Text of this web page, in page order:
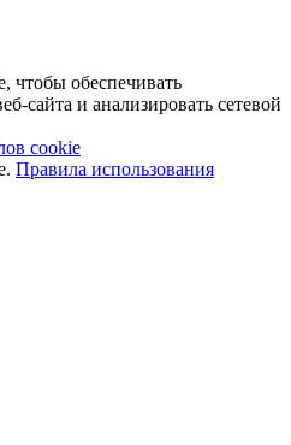
чтобы обеспечивать
сайта и анализировать сетевой
cookie
Правила использования